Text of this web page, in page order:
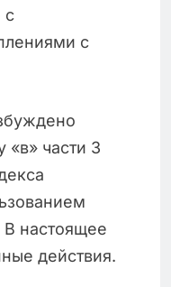
с
с
«в» части 3
настоящее
действия.